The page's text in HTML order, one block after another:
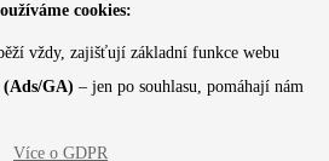
| Scripted by Sonic (
cookies:
vždy, zajišťují základní funkce webu
GA) – jen po souhlasu, pomáhají nám
Více o GDPR